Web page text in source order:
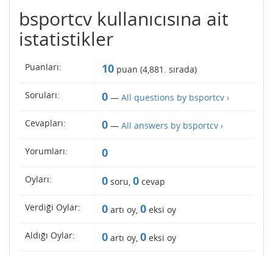
bsportcv kullanıcısına ait
istatistikler
Puanları: 10 puan (4,881 . sırada)
Soruları: 0 — All questions by bsportcv ›
Cevapları: 0 — All answers by bsportcv ›
Yorumları: 0
Oyları: 0 soru, 0 cevap
Verdiği Oylar: 0 artı oy, 0 eksi oy
Aldığı Oylar: 0 artı oy, 0 eksi oy